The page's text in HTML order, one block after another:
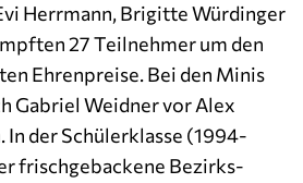
Herrmann, Brigitte Würdinger
27 Teilnehmer um den
Ehrenpreise. Bei den Minis
Gabriel Weidner vor Alex
der Schülerklasse (1994-
frischgebackene Bezirks-